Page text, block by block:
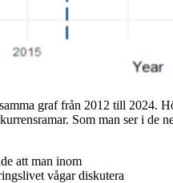
graf från 2012 till 2024.
Som man ser i de
att man inom
vågar diskutera